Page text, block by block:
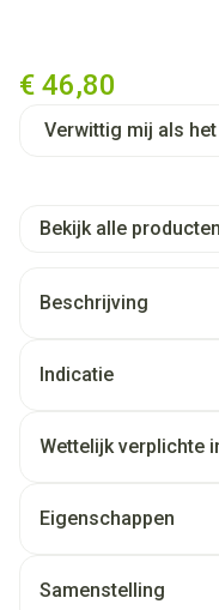
€ 46,80
Verwittig mij als
Bekijk alle
Beschrijving
Indicatie
Wettelijk verplichte
Eigenschappen
Samenstelling